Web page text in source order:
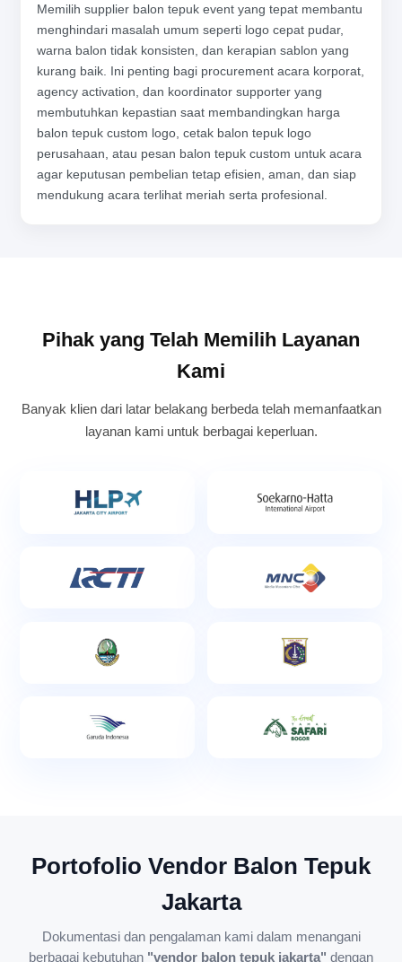
Memilih supplier balon tepuk event yang tepat membantu
menghindari masalah umum seperti logo cepat pudar,
warna balon tidak konsisten, dan kerapian sablon yang
kurang baik. Ini penting bagi procurement acara korporat,
agency activation, dan koordinator supporter yang
membutuhkan kepastian saat membandingkan harga
balon tepuk custom logo, cetak balon tepuk logo
perusahaan, atau pesan balon tepuk custom untuk acara
agar keputusan pembelian tetap efisien, aman, dan siap
mendukung acara terlihat meriah serta profesional.
Pihak yang Telah Memilih Layanan
Kami
Banyak klien dari latar belakang berbeda telah memanfaatkan
layanan kami untuk berbagai keperluan.
Portofolio Vendor Balon Tepuk
Jakarta
Dokumentasi dan pengalaman kami dalam menangani
berbagai kebutuhan "vendor balon tepuk jakarta" dengan